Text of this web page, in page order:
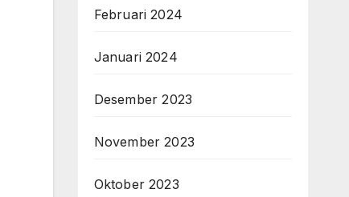
Februari 2024
Januari 2024
Desember 2023
November 2023
Oktober 2023